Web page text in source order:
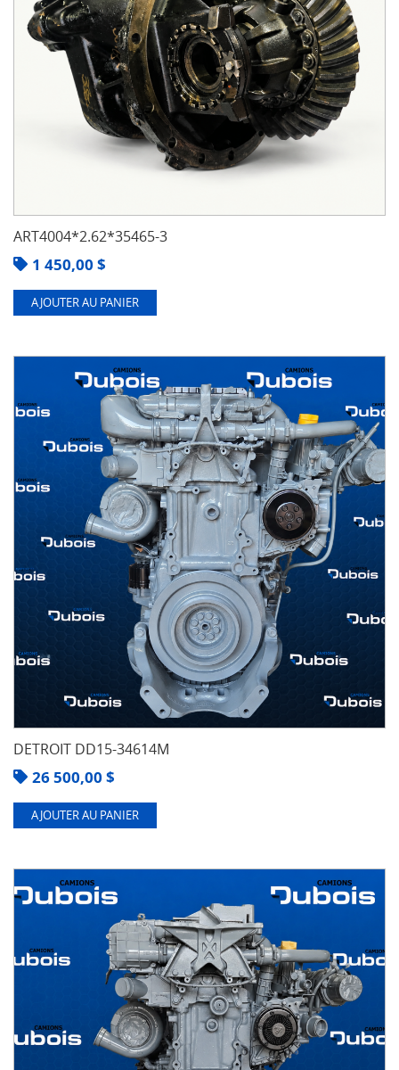
ART4004*2.62*35465-3
1 450,00 $
AJOUTER AU PANIER
DETROIT DD15-34614M
26 500,00 $
AJOUTER AU PANIER